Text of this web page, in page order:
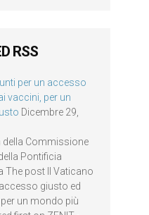
RSS
per un accesso
vaccini, per un
Dicembre 29,
Commissione
Pontificia
The post Il Vaticano
giusto ed
un mondo più